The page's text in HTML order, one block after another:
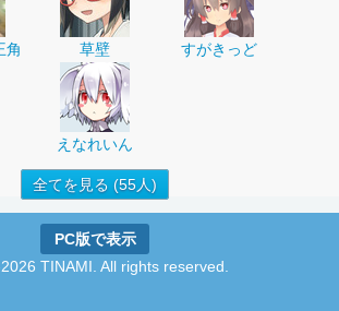
角 草壁 すがきっど
えなれいん
全てを見る (55人)
PC版で表示
TINAMI. All rights reserved.